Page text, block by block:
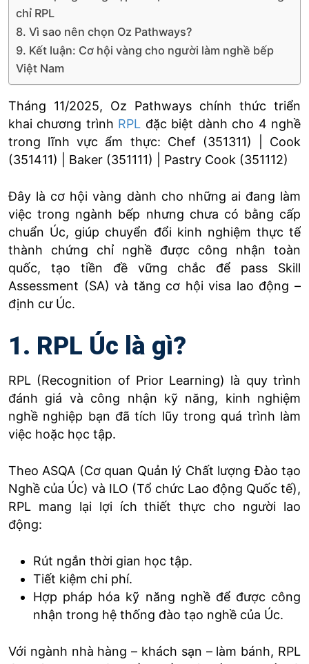
chỉ RPL
8. Vì sao nên chọn Oz Pathways?
9. Kết luận: Cơ hội vàng cho người làm nghề bếp
Việt Nam
Tháng 11/2025, Oz Pathways chính thức triển
khai chương trình RPL đặc biệt dành cho 4 nghề
trong lĩnh vực ẩm thực: Chef (351311) | Cook
(351411) | Baker (351111) | Pastry Cook (351112)
Đây là cơ hội vàng dành cho những ai đang làm
việc trong ngành bếp nhưng chưa có bằng cấp
chuẩn Úc, giúp chuyển đổi kinh nghiệm thực tế
thành chứng chỉ nghề được công nhận toàn
quốc, tạo tiền đề vững chắc để pass Skill
Assessment (SA) và tăng cơ hội visa lao động –
định cư Úc.
1. RPL Úc là gì?
RPL (Recognition of Prior Learning) là quy trình
đánh giá và công nhận kỹ năng, kinh nghiệm
nghề nghiệp bạn đã tích lũy trong quá trình làm
việc hoặc học tập.
Theo ASQA (Cơ quan Quản lý Chất lượng Đào tạo
Nghề của Úc) và ILO (Tổ chức Lao động Quốc tế),
RPL mang lại lợi ích thiết thực cho người lao
động:
Rút ngắn thời gian học tập.
Tiết kiệm chi phí.
Hợp pháp hóa kỹ năng nghề để được công
nhận trong hệ thống đào tạo nghề của Úc.
Với ngành nhà hàng – khách sạn – làm bánh, RPL